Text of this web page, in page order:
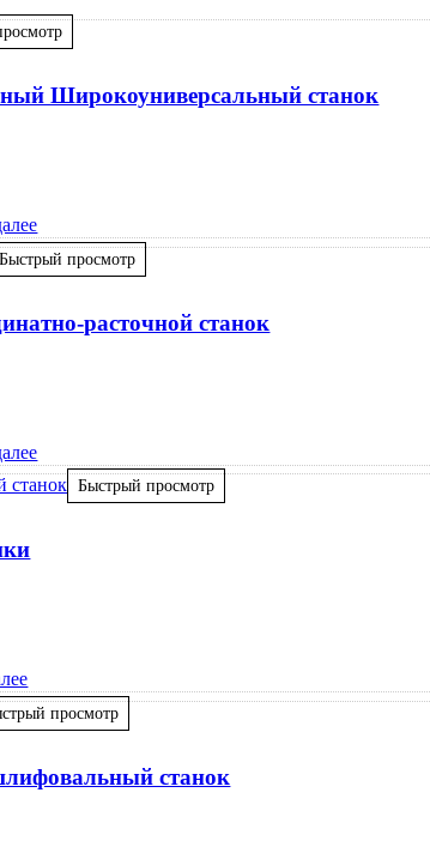
Широкоуниверсальный станок
Быстрый просмотр
расточной станок
Быстрый просмотр
просмотр
станок